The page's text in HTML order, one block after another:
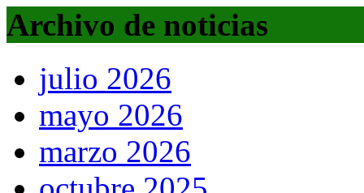
Archivo de noticias
julio 2026
mayo 2026
marzo 2026